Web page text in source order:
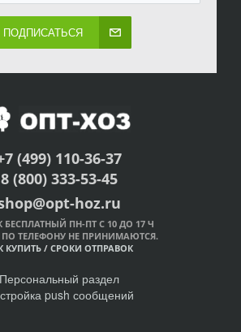
ПОДПИСАТЬСЯ
(499) 110-36-37
8 (800) 333-53-45
hoz.ru
БЕСПЛАТНЫЙ ПН-ПТ С 10 ДО 17 Ч
ТЕЛЕФОНУ НЕ ПРИНИМАЮТСЯ.
КУПИТЬ / СРОКИ ОТПРАВОК
Персональный раздел
push сообщений